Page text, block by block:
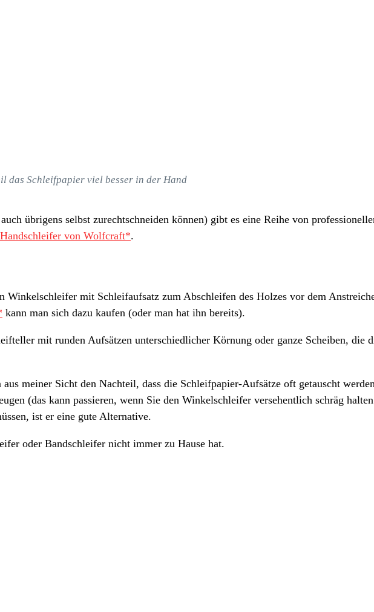
das Schleifpapier viel besser in der Hand
übrigens selbst zurechtschneiden können) gibt es eine Reihe von
Handschleifer von Wolfcraft*.
Winkelschleifer mit Schleifaufsatz zum Abschleifen des Holzes vor dem
kann man sich dazu kaufen (oder man hat ihn bereits).
mit runden Aufsätzen unterschiedlicher Körnung oder ganze Scheiben, die
meiner Sicht den Nachteil, dass die Schleifpapier-Aufsätze oft getauscht
(das kann passieren, wenn Sie den Winkelschleifer versehentlich schräg
ist er eine gute Alternative.
oder Bandschleifer nicht immer zu Hause hat.